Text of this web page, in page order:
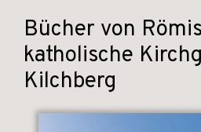
Bücher von
katholische
Kilchberg